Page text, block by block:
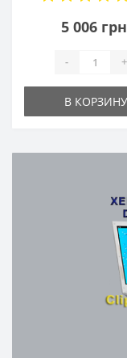
5 006
- +
В КОРЗИНУ